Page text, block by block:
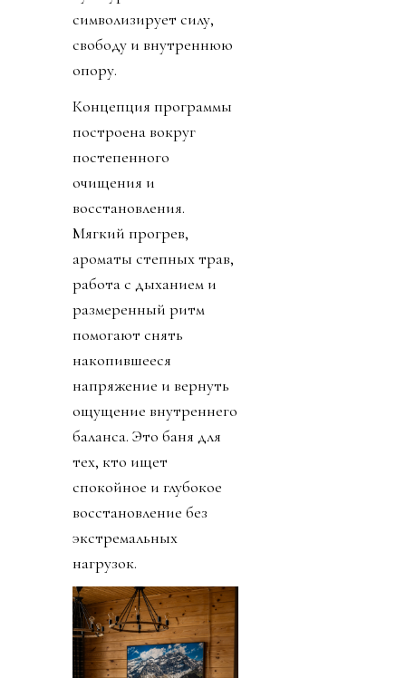
символизирует силу,
свободу и внутреннюю
опору.
Концепция программы
построена вокруг
постепенного
очищения и
восстановления.
Мягкий прогрев,
ароматы степных трав,
работа с дыханием и
размеренный ритм
помогают снять
накопившееся
напряжение и вернуть
ощущение внутреннего
баланса. Это баня для
тех, кто ищет
спокойное и глубокое
восстановление без
экстремальных
нагрузок.